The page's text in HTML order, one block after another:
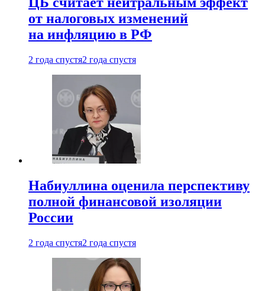
от налоговых изменений
на инфляцию в РФ
2 года спустя2 года спустя
Набиуллина оценила перспективу
полной финансовой изоляции
России
2 года спустя2 года спустя